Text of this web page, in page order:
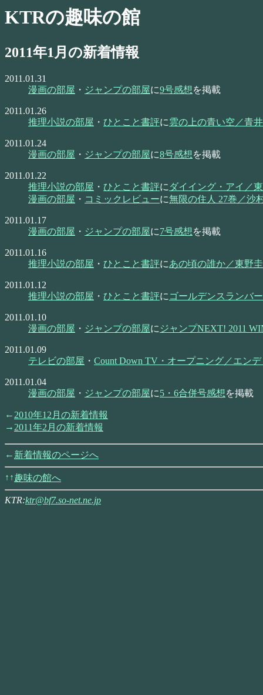
KTRの趣味の館
2011年1月の新着情報
2011.01.31
漫画の部屋 ・ ジャンプの部屋に9号感想を掲載
2011.01.26
推理小説の部屋 ・ ひとこと書評に雲の上の青い空／青
2011.01.24
漫画の部屋 ・ ジャンプの部屋に8号感想を掲載
2011.01.22
推理小説の部屋 ・ ひとこと書評に ダイイング・アイ／
漫画の部屋 ・ コミックレビューに無限の住人 27巻／沙
2011.01.17
漫画の部屋 ・ ジャンプの部屋に7号感想を掲載
2011.01.16
推理小説の部屋 ・ ひとこと書評にあの頃の誰か／東野
2011.01.12
推理小説の部屋 ・ ひとこと書評に ゴールデンスランバ
2011.01.10
漫画の部屋 ・ ジャンプの部屋に ジャンプNEXT! 2011
2011.01.09
テレビの部屋 ・ Count Down TV・オープニング／エン
2011.01.04
漫画の部屋 ・ ジャンプの部屋に5・6合併号感想を掲載
2010年12月の新着情報
2011年2月の新着情報
新着情報のページへ
趣味の館へ
KTR:ktr@bf7.so-net.ne.jp